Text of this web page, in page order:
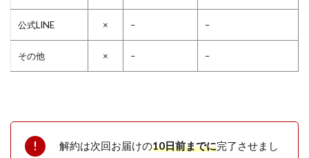
公式LINE × – –
その他 × – –
解約は次回お届けの10日前までに完了させまし